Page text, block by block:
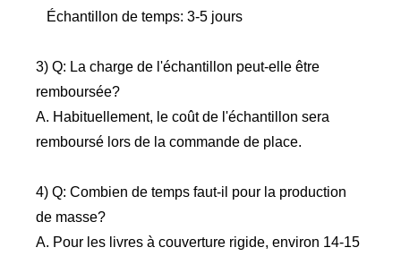
Échantillon de temps: 3-5 jours
3) Q: La charge de l'échantillon peut-elle être
remboursée?
A. Habituellement, le coût de l'échantillon sera
remboursé lors de la commande de place.
4) Q: Combien de temps faut-il pour la production
de masse?
A. Pour les livres à couverture rigide, environ 14-15